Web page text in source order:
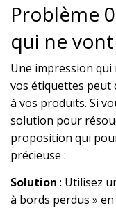
Problème
qui ne
Une impression qui
vos étiquettes peut
à vos produits. Si
solution pour
proposition qui
précieuse :
Solution : Utilisez
à bords perdus »